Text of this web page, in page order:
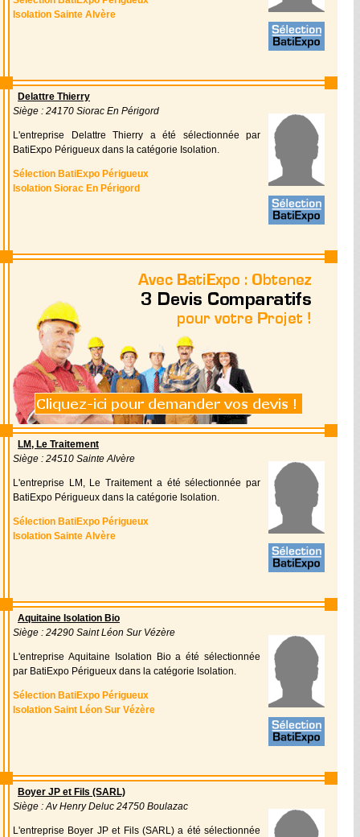
Isolation Sainte Alvère
Delattre Thierry
Siège : 24170 Siorac En Périgord
L'entreprise Delattre Thierry a été sélectionnée par
BatiExpo Périgueux dans la catégorie Isolation.
Sélection BatiExpo Périgueux
Isolation Siorac En Périgord
LM, Le Traitement
Siège : 24510 Sainte Alvère
L'entreprise LM, Le Traitement a été sélectionnée par
BatiExpo Périgueux dans la catégorie Isolation.
Sélection BatiExpo Périgueux
Isolation Sainte Alvère
Aquitaine Isolation Bio
Siège : 24290 Saint Léon Sur Vézère
L'entreprise Aquitaine Isolation Bio a été sélectionnée
par BatiExpo Périgueux dans la catégorie Isolation.
Sélection BatiExpo Périgueux
Isolation Saint Léon Sur Vézère
Boyer JP et Fils (SARL)
Siège : Av Henry Deluc 24750 Boulazac
L'entreprise Boyer JP et Fils (SARL) a été sélectionnée